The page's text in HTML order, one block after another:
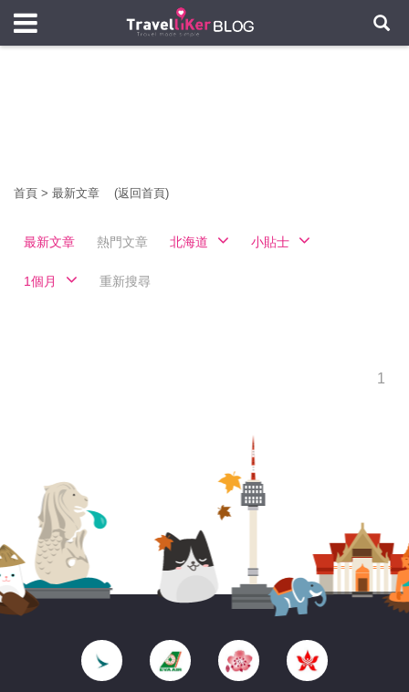
首頁 > 最新文章 (返回首頁)
最新文章 熱門文章 北海道 小貼士
1個月 重新搜尋
1